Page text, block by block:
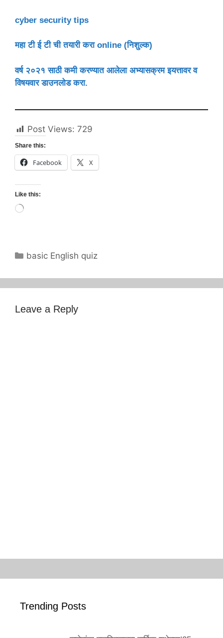
cyber security tips
महा टी ई टी ची तयारी करा online (निशुल्क)
वर्ष २०२१ साठी कमी करण्यात आलेला अभ्यासक्रम इयत्तावर व
विषयवार डाउनलोड करा.
Post Views: 729
Share this:
Facebook X
Like this:
Loading…
Categories
basic English quiz
Leave a Reply
Trending Posts